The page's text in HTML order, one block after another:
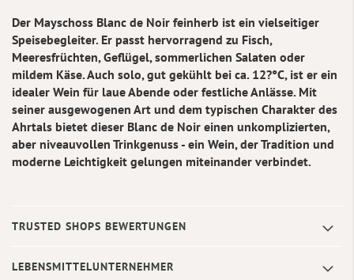
Der Mayschoss Blanc de Noir feinherb ist ein vielseitiger
Speisebegleiter. Er passt hervorragend zu Fisch,
Meeresfrüchten, Geflügel, sommerlichen Salaten oder
mildem Käse. Auch solo, gut gekühlt bei ca. 12?°C, ist er ein
idealer Wein für laue Abende oder festliche Anlässe. Mit
seiner ausgewogenen Art und dem typischen Charakter des
Ahrtals bietet dieser Blanc de Noir einen unkomplizierten,
aber niveauvollen Trinkgenuss - ein Wein, der Tradition und
moderne Leichtigkeit gelungen miteinander verbindet.
TRUSTED SHOPS BEWERTUNGEN
LEBENSMITTELUNTERNEHMER